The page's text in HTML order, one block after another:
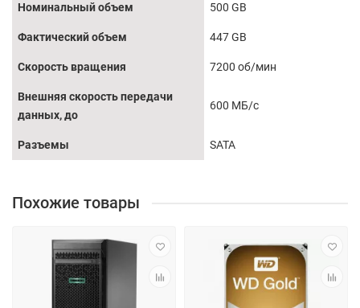
Номинальный объем 500 GB
Фактический объем 447 GB
Скорость вращения 7200 об/мин
Внешняя скорость передачи
данных, до
600 МБ/с
Разъемы SATA
Похожие товары